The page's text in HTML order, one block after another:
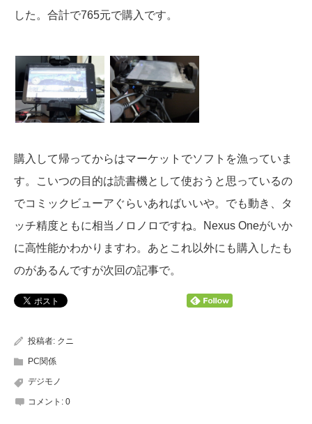
した。合計で765元で購入です。
購入して帰ってからはマーケットでソフトを漁っていま
す。こいつの目的は読書機として使おうと思っているの
でコミックビューアぐらいあればいいや。でも動き、タ
ッチ精度ともに相当ノロノロですね。Nexus Oneがいか
に高性能かわかりますわ。あとこれ以外にも購入したも
のがあるんですが次回の記事で。
投稿者: クニ
PC関係
デジモノ
コメント: 0